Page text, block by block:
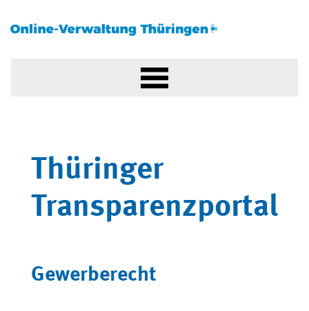
Thüringer
Transparenzportal
Gewerberecht